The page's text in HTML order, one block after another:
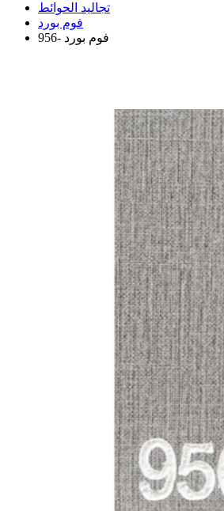
تجاليد الحوائط
فوم بورد
فوم بورد -956